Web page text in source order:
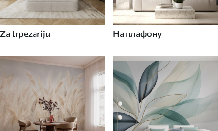
Za trpezariju На плафону